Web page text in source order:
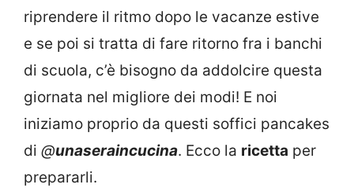
riprendere il ritmo dopo le vacanze estive
e se poi si tratta di fare ritorno fra i banchi
di scuola, c’è bisogno da addolcire questa
giornata nel migliore dei modi! E noi
iniziamo proprio da questi soffici pancakes
di @unaseraincucina. Ecco la ricetta per
prepararli.